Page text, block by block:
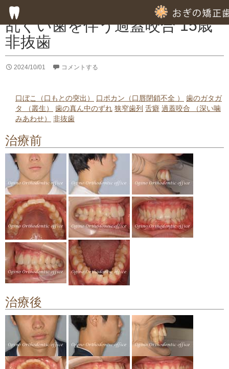
乱ぐい歯を伴う過蓋咬合 15歳
非抜歯
2024/10/01 コメントする
口ぼこ（口もとの突出） 口ポカン（口唇閉鎖不全 ）
歯のガタガ
タ （叢生）
歯の真ん中のずれ 狭窄歯列 舌癖 過蓋咬合 （深い噛
みあわせ）
非抜歯
治療前
治療後
HOME
子供の歯列矯正
成人の歯列矯正
フッ素塗布による虫歯予防
専門的な虫歯予防の指導
歯周病のための歯列矯正
部分的歯列矯正
顎関節症の治療
料金について